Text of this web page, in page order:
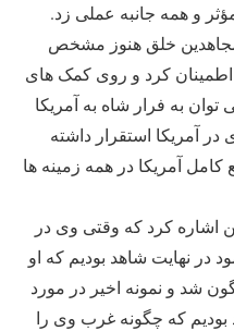
و همه جانبه عملی زد.
خلق هنوز مشخص
اطمینان کرد و روی کمک های
به فرار شاه به آمریکا
در آمریکا استقرار داشته
آمریکا در همه زمینه ها
اشاره کرد که وقتی وی در
نهایت شاهد بودیم که او
شد و نمونه اخیر در مورد
که چگونه غرب وی را